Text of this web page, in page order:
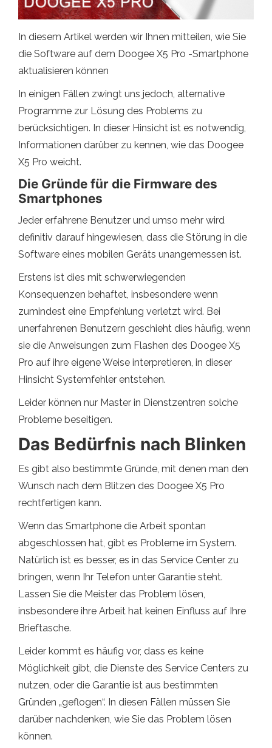
In diesem Artikel werden wir Ihnen mitteilen, wie Sie
die Software auf dem Doogee X5 Pro -Smartphone
aktualisieren können
In einigen Fällen zwingt uns jedoch, alternative
Programme zur Lösung des Problems zu
berücksichtigen. In dieser Hinsicht ist es notwendig,
Informationen darüber zu kennen, wie das Doogee
X5 Pro weicht.
Die Gründe für die Firmware des
Smartphones
Jeder erfahrene Benutzer und umso mehr wird
definitiv darauf hingewiesen, dass die Störung in die
Software eines mobilen Geräts unangemessen ist.
Erstens ist dies mit schwerwiegenden
Konsequenzen behaftet, insbesondere wenn
zumindest eine Empfehlung verletzt wird. Bei
unerfahrenen Benutzern geschieht dies häufig, wenn
sie die Anweisungen zum Flashen des Doogee X5
Pro auf ihre eigene Weise interpretieren, in dieser
Hinsicht Systemfehler entstehen.
Leider können nur Master in Dienstzentren solche
Probleme beseitigen.
Das Bedürfnis nach Blinken
Es gibt also bestimmte Gründe, mit denen man den
Wunsch nach dem Blitzen des Doogee X5 Pro
rechtfertigen kann.
Wenn das Smartphone die Arbeit spontan
abgeschlossen hat, gibt es Probleme im System.
Natürlich ist es besser, es in das Service Center zu
bringen, wenn Ihr Telefon unter Garantie steht.
Lassen Sie die Meister das Problem lösen,
insbesondere ihre Arbeit hat keinen Einfluss auf Ihre
Brieftasche.
Leider kommt es häufig vor, dass es keine
Möglichkeit gibt, die Dienste des Service Centers zu
nutzen, oder die Garantie ist aus bestimmten
Gründen „geflogen“. In diesen Fällen müssen Sie
darüber nachdenken, wie Sie das Problem lösen
können.